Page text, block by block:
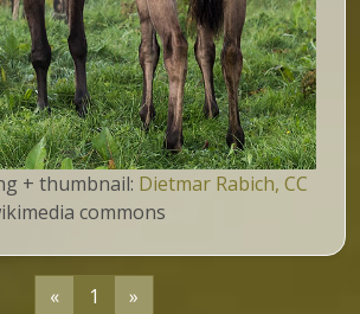
+ thumbnail: Dietmar Rabich, CC
commons
« 1 »